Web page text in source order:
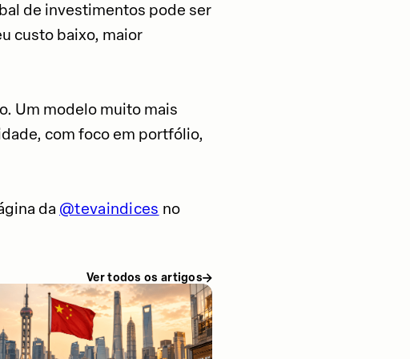
de investimentos pode ser
custo baixo, maior
Um modelo muito mais
com foco em portfólio,
da @tevaindices no
Ver todos os artigos